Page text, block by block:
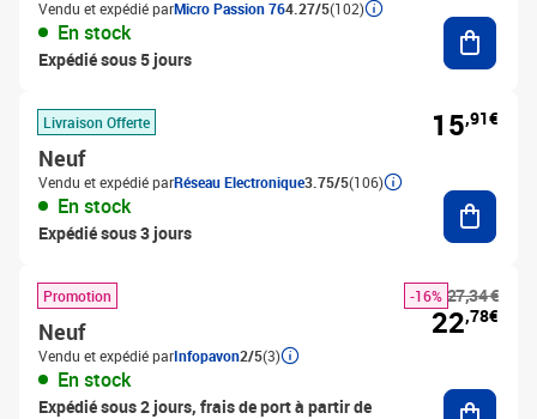
Vendu et expédié parMicro Passion 764.27/5(102)
En stock
Expédié sous 5 jours
Livraison Offerte
Neuf
Vendu et expédié parRéseau Electronique3.75/5(106)
En stock
Expédié sous 3 jours
15,91€
Promotion
Neuf
Vendu et expédié parInfopavon2/5(3)
En stock
Expédié sous 2 jours, frais de port à partir de
27,34 €
-16%
22,78€